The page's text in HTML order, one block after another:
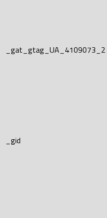
_gat_gtag_UA_4109073_2
_gid